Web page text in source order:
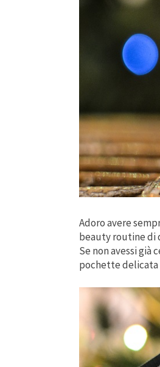
Adoro avere
beauty routine di
Se non avessi
pochette delicata